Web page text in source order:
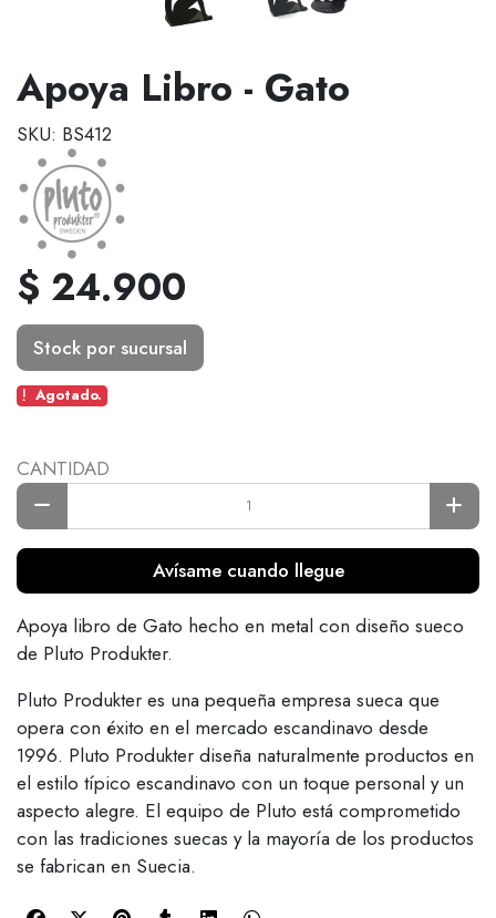
Apoya Libro - Gato
SKU: BS412
$ 24.900
Stock por sucursal
Agotado.
CANTIDAD
Avísame cuando llegue
Apoya libro de Gato hecho en metal con diseño sueco
de Pluto Produkter.
Pluto Produkter es una pequeña empresa sueca que
opera con éxito en el mercado escandinavo desde
1996. Pluto Produkter diseña naturalmente productos en
el estilo típico escandinavo con un toque personal y un
aspecto alegre. El equipo de Pluto está comprometido
con las tradiciones suecas y la mayoría de los productos
se fabrican en Suecia.